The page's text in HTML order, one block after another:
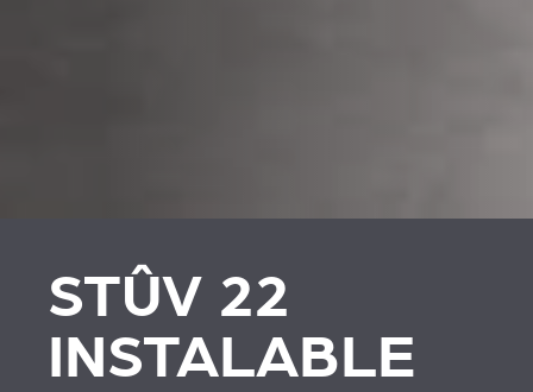
STÛV 22
INSTALABLE
STÛV 22